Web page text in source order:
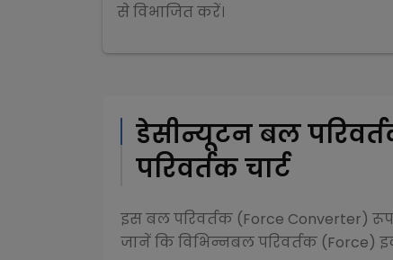
सेविभाजितकरें।
डेसीन्यूटनबल
परिवर्तक चार्ट
इसबल परिवर्तक (Force Converter)
जानें कि विभिन्नबल परिवर्तक (Force)